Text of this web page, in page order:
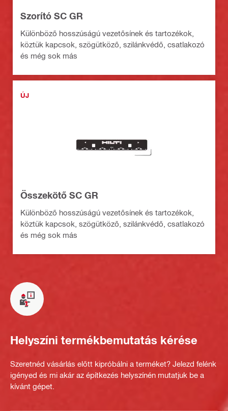
Szorító SC GR
Különböző hosszúságú vezetősínek és tartozékok,
köztük kapcsok, szögütköző, szilánkvédő, csatlakozó
és még sok más
ÚJ
Összekötő SC GR
Különböző hosszúságú vezetősínek és tartozékok,
köztük kapcsok, szögütköző, szilánkvédő, csatlakozó
és még sok más
Helyszíni termékbemutatás kérése
Szeretnéd vásárlás előtt kipróbálni a terméket? Jelezd felénk
igényed és mi akár az építkezés helyszínén mutatjuk be a
kívánt gépet.